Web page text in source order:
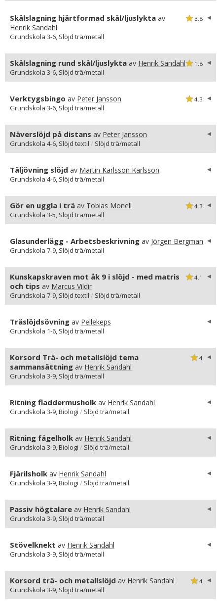
3.8
Skålslagning hjärtformad skål/ljuslykta av
Henrik Sandahl
Grundskola 3-6, Slöjd trä/metall
1.8
Skålslagning rund skål/ljuslykta av Henrik Sandahl
Grundskola 3-6, Slöjd trä/metall
4.3
Verktygsbingo av Peter Jansson
Grundskola 3-6, Slöjd trä/metall
Näverslöjd på distans av Peter Jansson
Grundskola 4-6, Slöjd textil / Slöjd trä/metall
Täljövning slöjd av Martin Karlsson Karlsson
Grundskola 4-6, Slöjd trä/metall
4.3
Gör en uggla i trä av Tobias Monell
Grundskola 3-5, Slöjd trä/metall
Glasunderlägg - Arbetsbeskrivning av Jörgen Bergman
Grundskola 7-9, Slöjd trä/metall
4.1
Kunskapskraven mot åk 9 i slöjd - med matris
och tips av Marcus Vildir
Grundskola 7-9, Slöjd textil / Slöjd trä/metall
Träslöjdsövning av Pellekeps
Grundskola 1-6, Slöjd trä/metall
4
Korsord Trä- och metallslöjd tema
sammansättning av Henrik Sandahl
Grundskola 3-9, Slöjd trä/metall
Ritning fladdermusholk av Henrik Sandahl
Grundskola 3-9, Biologi / Slöjd trä/metall
Ritning fågelholk av Henrik Sandahl
Grundskola 3-9, Biologi / Slöjd trä/metall
Fjärilsholk av Henrik Sandahl
Grundskola 3-9, Biologi / Slöjd trä/metall
Passiv högtalare av Henrik Sandahl
Grundskola 3-9, Slöjd trä/metall
Stövelknekt av Henrik Sandahl
Grundskola 3-9, Slöjd trä/metall
4
Korsord trä- och metallslöjd av Henrik Sandahl
Grundskola 3-9, Slöjd trä/metall